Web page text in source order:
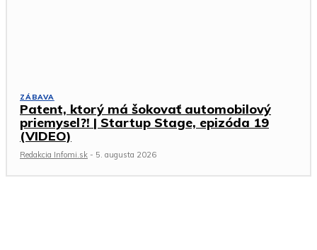
ZÁBAVA
Patent, ktorý má šokovať automobilový
priemysel?! | Startup Stage, epizóda 19
(VIDEO)
Redakcia Infomi.sk - 5. augusta 2026